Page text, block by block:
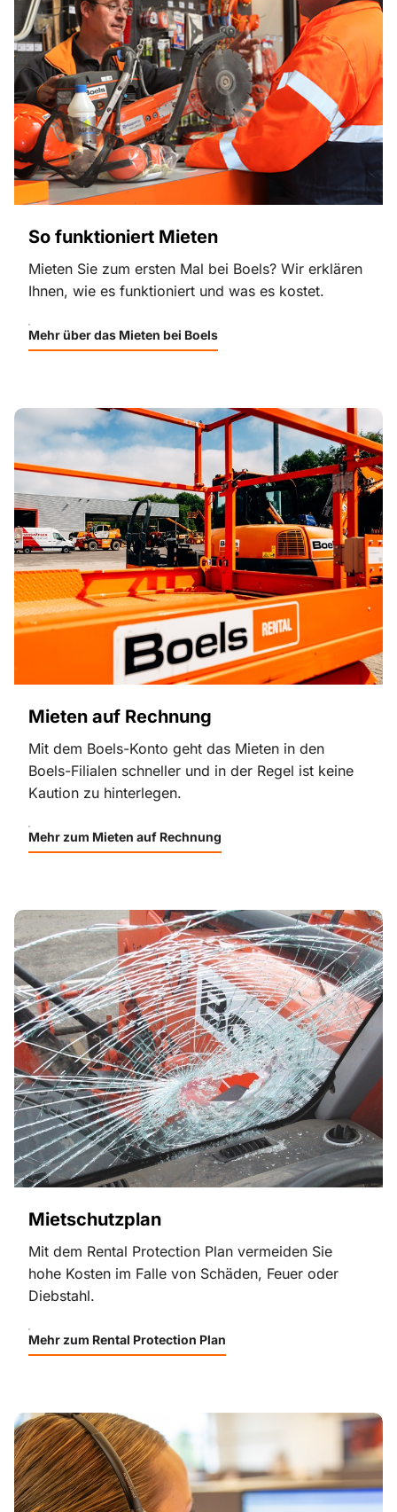
So funktioniert Mieten
Mieten Sie zum ersten Mal bei Boels? Wir erklären
Ihnen, wie es funktioniert und was es kostet.
Mehr über das Mieten bei Boels
Mieten auf Rechnung
Mit dem Boels-Konto geht das Mieten in den
Boels-Filialen schneller und in der Regel ist keine
Kaution zu hinterlegen.
Mehr zum Mieten auf Rechnung
Mietschutzplan
Mit dem Rental Protection Plan vermeiden Sie
hohe Kosten im Falle von Schäden, Feuer oder
Diebstahl.
Mehr zum Rental Protection Plan